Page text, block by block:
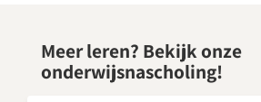
Meer leren? Bekijk onze
onderwijsnascholing!